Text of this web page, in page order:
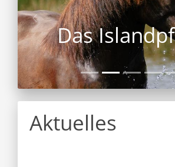
Das
Aktuelles